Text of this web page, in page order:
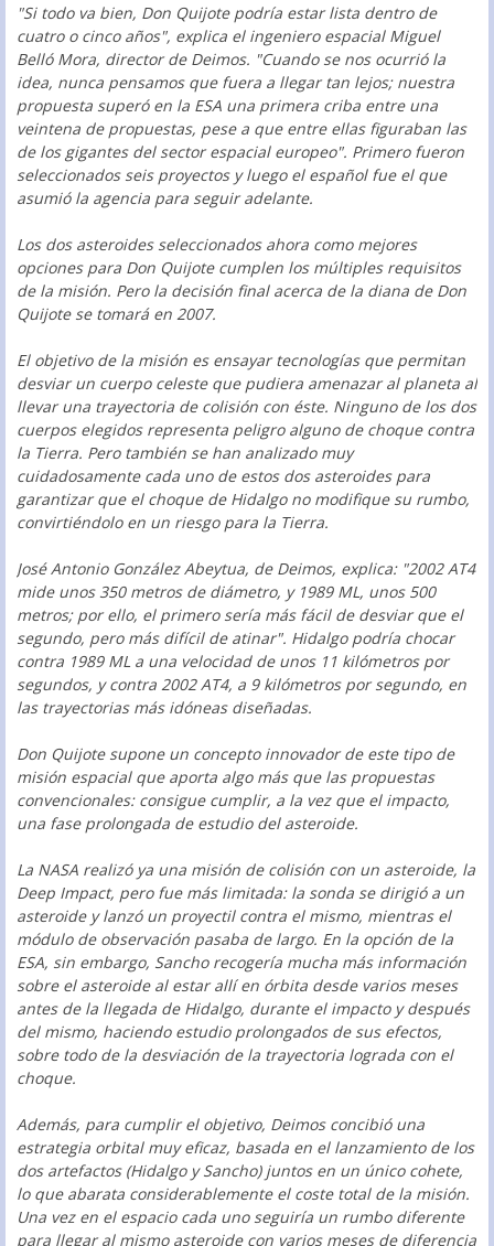
"Si todo va bien, Don Quijote podría estar lista dentro de
cuatro o cinco años", explica el ingeniero espacial Miguel
Belló Mora, director de Deimos. "Cuando se nos ocurrió la
idea, nunca pensamos que fuera a llegar tan lejos; nuestra
propuesta superó en la ESA una primera criba entre una
veintena de propuestas, pese a que entre ellas figuraban las
de los gigantes del sector espacial europeo". Primero fueron
seleccionados seis proyectos y luego el español fue el que
asumió la agencia para seguir adelante.
Los dos asteroides seleccionados ahora como mejores
opciones para Don Quijote cumplen los múltiples requisitos
de la misión. Pero la decisión final acerca de la diana de Don
Quijote se tomará en 2007.
El objetivo de la misión es ensayar tecnologías que permitan
desviar un cuerpo celeste que pudiera amenazar al planeta al
llevar una trayectoria de colisión con éste. Ninguno de los dos
cuerpos elegidos representa peligro alguno de choque contra
la Tierra. Pero también se han analizado muy
cuidadosamente cada uno de estos dos asteroides para
garantizar que el choque de Hidalgo no modifique su rumbo,
convirtiéndolo en un riesgo para la Tierra.
José Antonio González Abeytua, de Deimos, explica: "2002 AT4
mide unos 350 metros de diámetro, y 1989 ML, unos 500
metros; por ello, el primero sería más fácil de desviar que el
segundo, pero más difícil de atinar". Hidalgo podría chocar
contra 1989 ML a una velocidad de unos 11 kilómetros por
segundos, y contra 2002 AT4, a 9 kilómetros por segundo, en
las trayectorias más idóneas diseñadas.
Don Quijote supone un concepto innovador de este tipo de
misión espacial que aporta algo más que las propuestas
convencionales: consigue cumplir, a la vez que el impacto,
una fase prolongada de estudio del asteroide.
La NASA realizó ya una misión de colisión con un asteroide, la
Deep Impact, pero fue más limitada: la sonda se dirigió a un
asteroide y lanzó un proyectil contra el mismo, mientras el
módulo de observación pasaba de largo. En la opción de la
ESA, sin embargo, Sancho recogería mucha más información
sobre el asteroide al estar allí en órbita desde varios meses
antes de la llegada de Hidalgo, durante el impacto y después
del mismo, haciendo estudio prolongados de sus efectos,
sobre todo de la desviación de la trayectoria lograda con el
choque.
Además, para cumplir el objetivo, Deimos concibió una
estrategia orbital muy eficaz, basada en el lanzamiento de los
dos artefactos (Hidalgo y Sancho) juntos en un único cohete,
lo que abarata considerablemente el coste total de la misión.
Una vez en el espacio cada uno seguiría un rumbo diferente
para llegar al mismo asteroide con varios meses de diferencia